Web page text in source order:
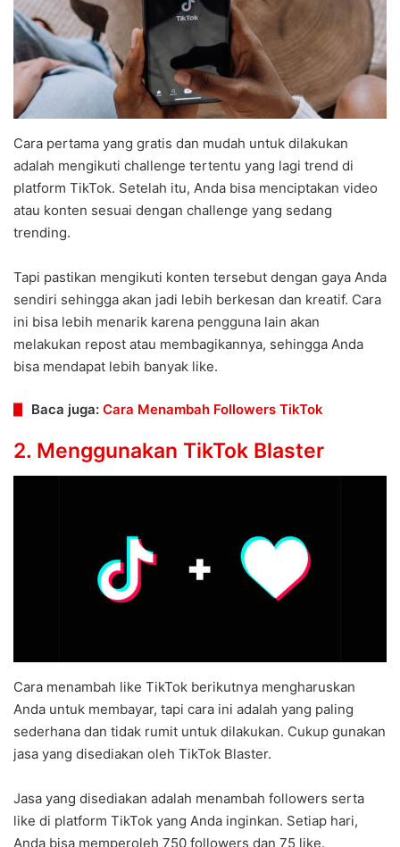
Cara pertama yang gratis dan mudah untuk dilakukan
adalah mengikuti challenge tertentu yang lagi trend di
platform TikTok. Setelah itu, Anda bisa menciptakan video
atau konten sesuai dengan challenge yang sedang
trending.
Tapi pastikan mengikuti konten tersebut dengan gaya Anda
sendiri sehingga akan jadi lebih berkesan dan kreatif. Cara
ini bisa lebih menarik karena pengguna lain akan
melakukan repost atau membagikannya, sehingga Anda
bisa mendapat lebih banyak like.
Baca juga: Cara Menambah Followers TikTok
2. Menggunakan TikTok Blaster
Cara menambah like TikTok berikutnya mengharuskan
Anda untuk membayar, tapi cara ini adalah yang paling
sederhana dan tidak rumit untuk dilakukan. Cukup gunakan
jasa yang disediakan oleh TikTok Blaster.
Jasa yang disediakan adalah menambah followers serta
like di platform TikTok yang Anda inginkan. Setiap hari,
Anda bisa memperoleh 750 followers dan 75 like.